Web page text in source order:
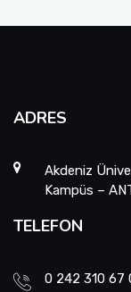
ADRES
Akdeniz
Kampüs –
TELEFON
0 242 310 67